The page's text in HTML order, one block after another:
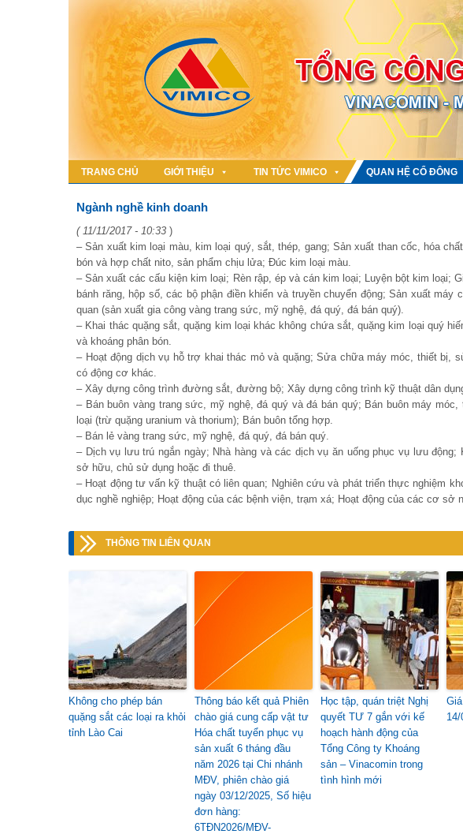
TRANG CHỦ GIỚI THIỆU TIN TỨC VIMICO QUAN HỆ CỔ ĐÔNG
Ngành nghề kinh doanh
( 11/11/2017 - 10:33 )
– Sản xuất kim loại màu, kim loại quý, sắt, thép, gang; Sản xuất than cốc, hóa
bón và hợp chất nito, sản phẩm chịu lửa; Đúc kim loại màu.
– Sản xuất các cấu kiện kim loại; Rèn rập, ép và cán kim loại; Luyện bột kim loại;
bánh răng, hộp số, các bộ phận điền khiển và truyền chuyển động; Sản xuất
quan (sản xuất gia công vàng trang sức, mỹ nghệ, đá quý, đá bán quý).
– Khai thác quặng sắt, quặng kim loại khác không chứa sắt, quặng kim loại quý
và khoáng phân bón.
– Hoạt động dịch vụ hỗ trợ khai thác mỏ và quặng; Sửa chữa máy móc, thiết
có động cơ khác.
– Xây dựng công trình đường sắt, đường bộ; Xây dựng công trình kỹ thuật dân
– Bán buôn vàng trang sức, mỹ nghệ, đá quý và đá bán quý; Bán buôn máy
loại (trừ quặng uranium và thorium); Bán buôn tổng hợp.
– Bán lẻ vàng trang sức, mỹ nghệ, đá quý, đá bán quý.
– Dịch vụ lưu trú ngắn ngày; Nhà hàng và các dịch vụ ăn uống phục vụ lưu
sở hữu, chủ sử dụng hoặc đi thuê.
– Hoạt động tư vấn kỹ thuật có liên quan; Nghiên cứu và phát triển thực nghiệm
dục nghề nghiệp; Hoạt động của các bệnh viện, trạm xá; Hoạt động của các cơ sở
THÔNG TIN LIÊN QUAN
Không cho phép bán
quặng sắt các loại ra khỏi
tỉnh Lào Cai
Thông báo kết quả Phiên
chào giá cung cấp vật tư
Hóa chất tuyển phục vụ
sản xuất 6 tháng đầu
năm 2026 tại Chi nhánh
MĐV, phiên chào giá
ngày 03/12/2025, Số hiệu
đơn hàng:
6TĐN2026/MĐV-
Học tập, quán triệt Nghị
quyết TƯ 7 gắn với kế
hoạch hành động của
Tổng Công ty Khoáng
sản – Vinacomin trong
tình hình mới
14/